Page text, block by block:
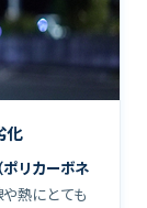
化
リカーボネ
熱にとても